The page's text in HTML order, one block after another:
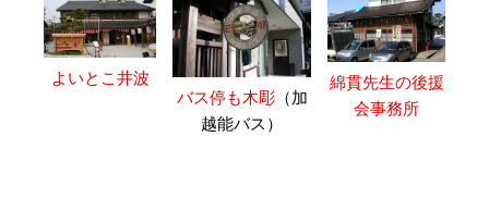
よいとこ井波
バス停も木彫（加
越能バス）
綿貫先生の後援
会事務所